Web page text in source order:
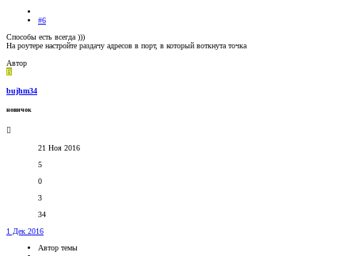
#6
Способы есть всегда )))
На роутере настройте раздачу адресов в порт, в который воткнута точка
Автор
B
bujhm34
новичок
21 Ноя 2016
5
0
3
34
1 Дек 2016
Автор темы